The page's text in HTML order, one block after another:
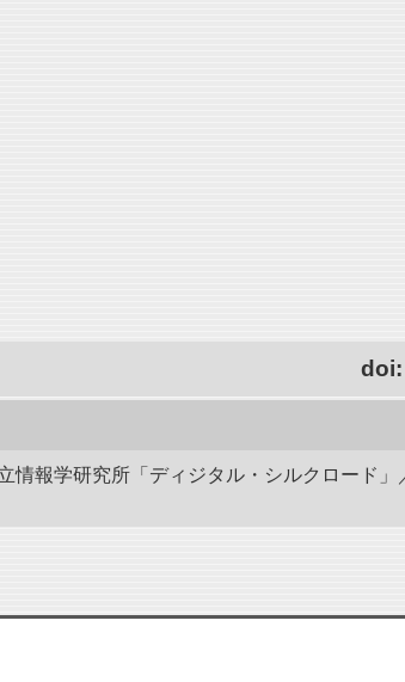
doi:
情報学研究所「ディジタル・シルクロード」